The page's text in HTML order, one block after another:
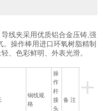
线夹采用优质铝合金压铸,强
操作棒用进口环氧树脂精制
、色彩鲜明、外表光滑。
+
铜线规
格
操
作
杆
接
头
备 注